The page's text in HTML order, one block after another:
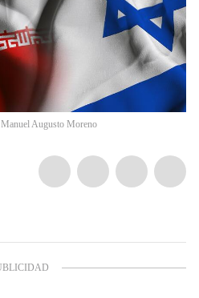
Manuel Augusto Moreno